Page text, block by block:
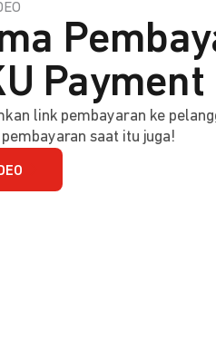
link pembayaran ke
saat itu juga!